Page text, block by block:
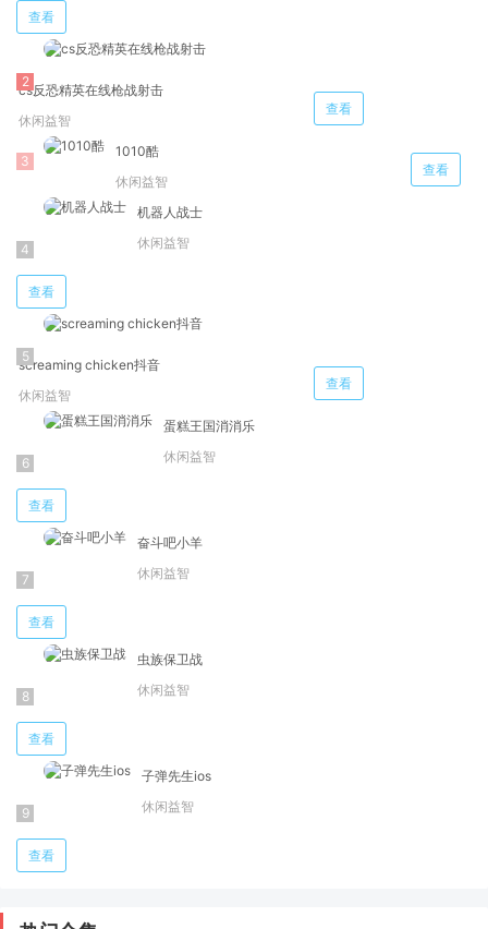
查看
cs反恐精英在线枪战射击
休闲益智
查看
1010酷
休闲益智
查看
机器人战士
休闲益智
查看
screaming chicken抖音
休闲益智
查看
蛋糕王国消消乐
休闲益智
查看
奋斗吧小羊
休闲益智
查看
虫族保卫战
休闲益智
查看
子弹先生ios
休闲益智
查看